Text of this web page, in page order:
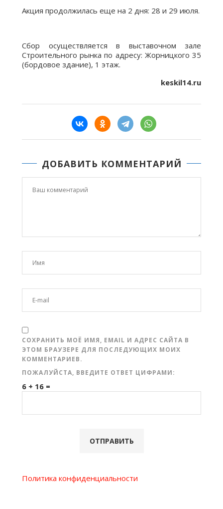
Акция продолжилась еще на 2 дня: 28 и 29 июля.
Сбор осуществляется в выставочном зале
Строительного рынка по адресу: Жорницкого 35
(бордовое здание), 1 этаж.
keskil14.ru
ДОБАВИТЬ КОММЕНТАРИЙ
СОХРАНИТЬ МОЁ ИМЯ, EMAIL И АДРЕС САЙТА В
ЭТОМ БРАУЗЕРЕ ДЛЯ ПОСЛЕДУЮЩИХ МОИХ
КОММЕНТАРИЕВ.
ПОЖАЛУЙСТА, ВВЕДИТЕ ОТВЕТ ЦИФРАМИ:
6 + 16 =
Политика конфиденциальности